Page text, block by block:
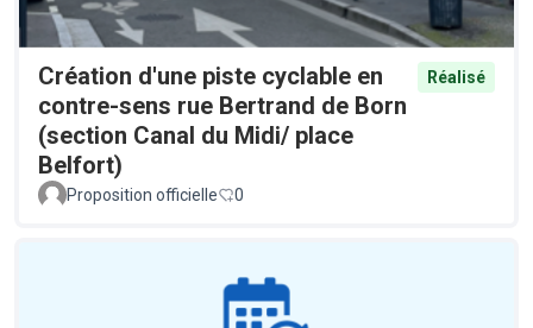
Création d'une piste cyclable en
contre-sens rue Bertrand de Born
(section Canal du Midi/ place
Belfort)
Réalisé
Proposition officielle 0